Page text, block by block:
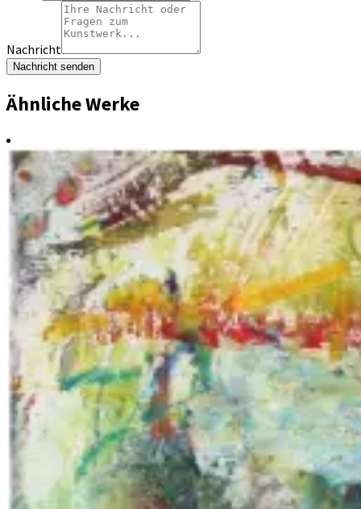
Nachricht
Nachricht senden
Ähnliche Werke